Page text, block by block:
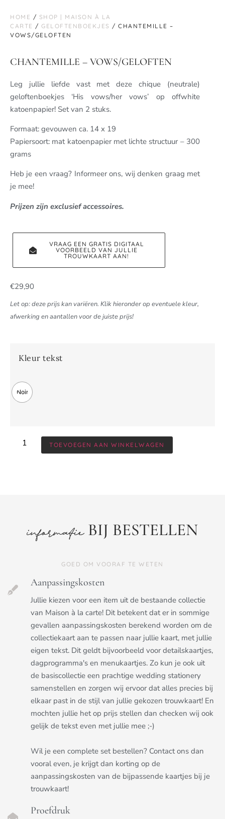
HOME / SHOP | MAISON À LA
CARTE / GELOFTENBOEKJES / CHANTEMILLE –
VOWS/GELOFTEN
CHANTEMILLE – VOWS/GELOFTEN
Leg jullie liefde vast met deze chique (neutrale)
geloftenboekjes ‘His vows/her vows’ op offwhite
katoenpapier! Set van 2 stuks.
Formaat: gevouwen ca. 14 x 19
Papiersoort: mat katoenpapier met lichte structuur – 300
grams
Heb je een vraag? Informeer ons, wij denken graag met
je mee!
Prijzen zijn exclusief accessoires.
VRAAG EEN GRATIS DIGITAAL
VOORBEELD VAN JULLIE
TROUWKAART AAN!
€29,90
Let op: deze prijs kan variëren. Klik hieronder op eventuele kleur,
afwerking en aantallen voor de juiste prijs!
Kleur tekst
Noir
TOEVOEGEN AAN WINKELWAGEN
informatieBIJ BESTELLEN
GOED OM VOORAF TE WETEN
Aanpassingskosten
Jullie kiezen voor een item uit de bestaande collectie
van Maison à la carte! Dit betekent dat er in sommige
gevallen aanpassingskosten berekend worden om de
collectiekaart aan te passen naar jullie kaart, met jullie
eigen tekst. Dit geldt bijvoorbeeld voor detailskaartjes,
dagprogramma's en menukaartjes. Zo kun je ook uit
de basiscollectie een prachtige wedding stationery
samenstellen en zorgen wij ervoor dat alles precies bij
elkaar past in de stijl van jullie gekozen trouwkaart! En
mochten jullie het op prijs stellen dan checken wij ook
gelijk de tekst even met jullie mee ;-)
Wil je een complete set bestellen? Contact ons dan
vooral even, je krijgt dan korting op de
aanpassingskosten van de bijpassende kaartjes bij je
trouwkaart!
Proefdruk